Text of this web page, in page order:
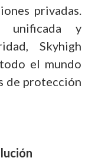
privadas.
unificada y
Skyhigh
el mundo
de protección